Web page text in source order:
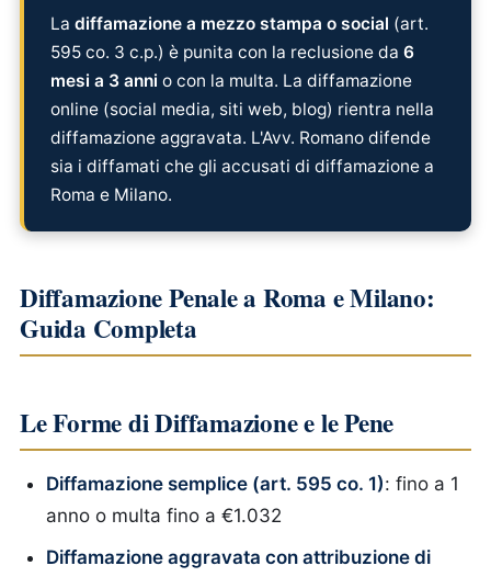
La diffamazione a mezzo stampa o social (art.
595 co. 3 c.p.) è punita con la reclusione da 6
mesi a 3 anni o con la multa. La diffamazione
online (social media, siti web, blog) rientra nella
diffamazione aggravata. L'Avv. Romano difende
sia i diffamati che gli accusati di diffamazione a
Roma e Milano.
Diffamazione Penale a Roma e Milano:
Guida Completa
Le Forme di Diffamazione e le Pene
Diffamazione semplice (art. 595 co. 1): fino a 1
anno o multa fino a €1.032
Diffamazione aggravata con attribuzione di